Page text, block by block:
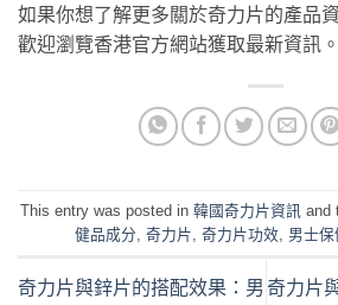
如果你想了解更多關於奇力片的產品
歡迎瀏覽香港官方網站獲取最新資訊。
This entry was posted in 韓國奇力片資訊 and
健品成分 奇力片 奇力片功效 男士保
奇力片與鋅片的搭配效果：男 奇力片